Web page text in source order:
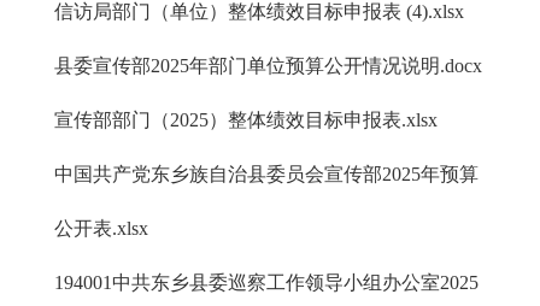
信访局部门（单位）整体绩效目标申报表 (4).xlsx
县委宣传部2025年部门单位预算公开情况说明.docx
宣传部部门（2025）整体绩效目标申报表.xlsx
中国共产党东乡族自治县委员会宣传部2025年预算
公开表.xlsx
194001中共东乡县委巡察工作领导小组办公室2025